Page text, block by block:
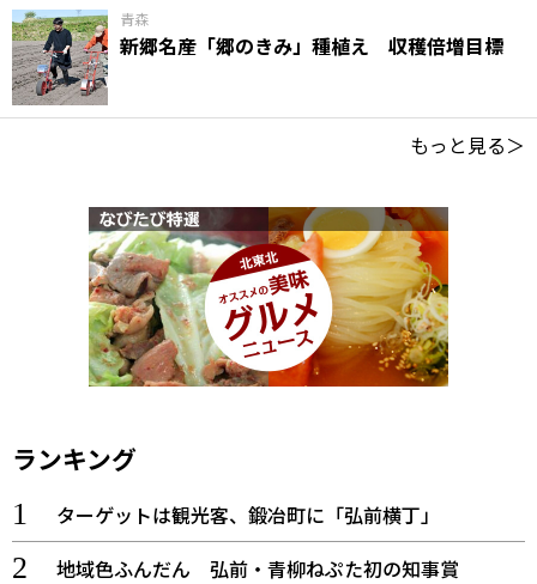
青森
新郷名産「郷のきみ」種植え 収穫倍増目標
もっと見る＞
ランキング
ターゲットは観光客、鍛冶町に「弘前横丁」
地域色ふんだん 弘前・青柳ねぷた初の知事賞